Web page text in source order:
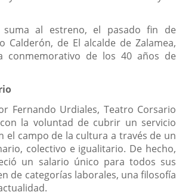
suma al estreno, el pasado fin de
Calderón, de El alcalde de Zalamea,
conmemorativo de los 40 años de
Fernando Urdiales, Teatro Corsario
la voluntad de cubrir un servicio
el campo de la cultura a través de un
colectivo e igualitario. De hecho,
un salario único para todos sus
de categorías laborales, una filosofía